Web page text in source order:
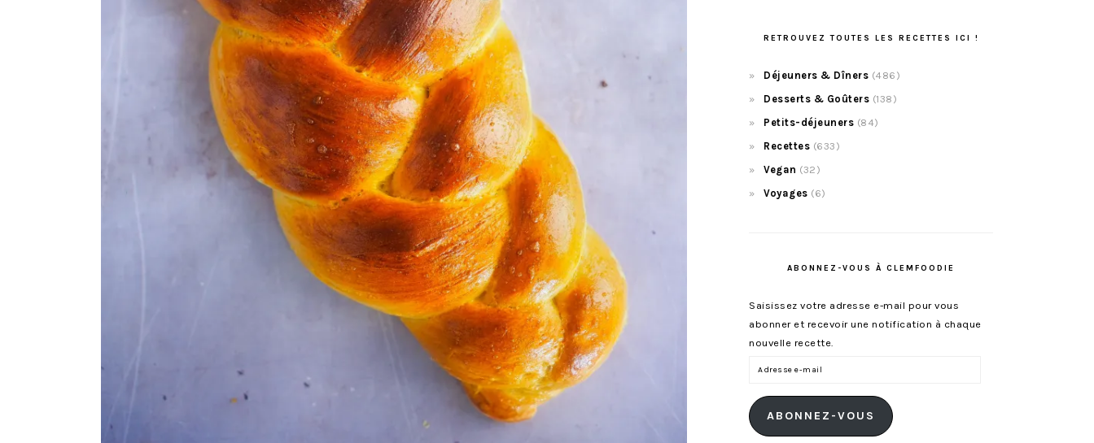
RETROUVEZ TOUTES LES RECETTES ICI !
Déjeuners & Dîners (486)
Desserts & Goûters (138)
Petits-déjeuners (84)
Recettes (633)
Vegan (32)
Voyages (6)
ABONNEZ-VOUS À CLEMFOODIE
Saisissez votre adresse e-mail pour vous
abonner et recevoir une notification à chaque
nouvelle recette.
Adresse
mail
ABONNEZ-VOUS